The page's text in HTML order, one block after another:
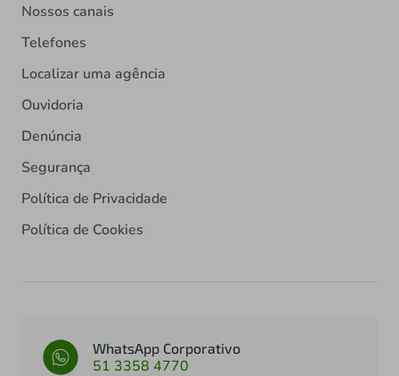
Nossos canais
Telefones
Localizar uma agência
Ouvidoria
Denúncia
Segurança
Política de Privacidade
Política de Cookies
WhatsApp Corporativo
51 3358 4770